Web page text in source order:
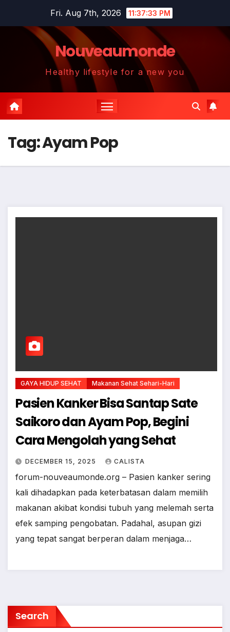
Fri. Aug 7th, 2026 11:37:34 PM
Nouveaumonde
Healthy lifestyle for a new you
Tag:Ayam Pop
GAYA HIDUP SEHAT Makanan Sehat Sehari-Hari
Pasien Kanker Bisa Santap Sate
Saikoro dan Ayam Pop, Begini
Cara Mengolah yang Sehat
DECEMBER 15, 2025 CALISTA
forum-nouveaumonde.org – Pasien kanker sering
kali dihadapkan pada keterbatasan dalam memilih
makanan akibat kondisi tubuh yang melemah serta
efek samping pengobatan. Padahal, asupan gizi
yang tepat sangat berperan dalam menjaga…
Search